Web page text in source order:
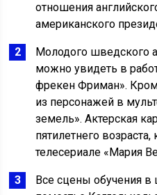
отношения
американского
Молодого шведского
можно увидеть в
фрекен Фриман».
из персонажей в
земель». Актерская
пятилетнего
телесериале «Мария
Все сцены обучения